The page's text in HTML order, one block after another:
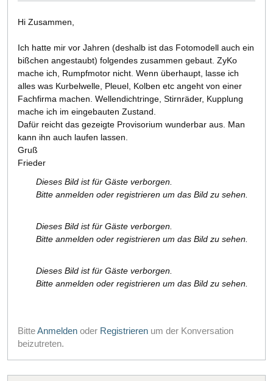
Hi Zusammen,
Ich hatte mir vor Jahren (deshalb ist das Fotomodell auch ein
bißchen angestaubt) folgendes zusammen gebaut. ZyKo
mache ich, Rumpfmotor nicht. Wenn überhaupt, lasse ich
alles was Kurbelwelle, Pleuel, Kolben etc angeht von einer
Fachfirma machen. Wellendichtringe, Stirnräder, Kupplung
mache ich im eingebauten Zustand.
Dafür reicht das gezeigte Provisorium wunderbar aus. Man
kann ihn auch laufen lassen.
Gruß
Frieder
Dieses Bild ist für Gäste verborgen.
Bitte anmelden oder registrieren um das Bild zu sehen.
Dieses Bild ist für Gäste verborgen.
Bitte anmelden oder registrieren um das Bild zu sehen.
Dieses Bild ist für Gäste verborgen.
Bitte anmelden oder registrieren um das Bild zu sehen.
BitteAnmelden oder Registrieren um der Konversation
beizutreten.